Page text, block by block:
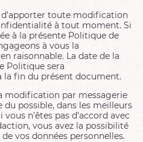
toute modification
à tout moment. Si
à la présente Politique de
à vous la
raisonnable. La date de la
Politique sera
fin du présent document.
modification par messagerie
possible, dans les meilleurs
n’êtes pas d’accord avec
vous avez la possibilité
vos données personnelles.